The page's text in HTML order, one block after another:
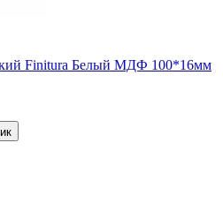
Finitura Белый МДФ 100*16мм